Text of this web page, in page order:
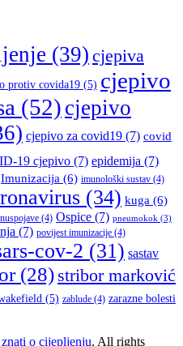
(39) cjepiva
protiv covida19 (5) cjepivo
(52) cjepivo
cjepivo za covid19 (7) covid
19 cjepivo (7) epidemija (7)
Imunizacija (6) imunološki sustav (4)
(34) kuga (6)
nuspojave (4) Ospice (7) pneumokok (3)
(7) povijest imunizacije (4)
cov-2 (31) sastav
(28) stribor marković
(5) zablude (4) zarazne bolesti
znati o cijepljenju. All rights